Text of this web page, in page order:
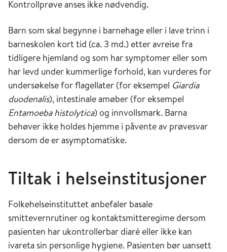
Kontrollprøve anses ikke nødvendig.
Barn som skal begynne i barnehage eller i lave trinn i
barneskolen kort tid (ca. 3 md.) etter avreise fra
tidligere hjemland og som har symptomer eller som
har levd under kummerlige forhold, kan vurderes for
undersøkelse for flagellater (for eksempel Giardia
duodenalis), intestinale amøber (for eksempel
Entamoeba histolytica) og innvollsmark. Barna
behøver ikke holdes hjemme i påvente av prøvesvar
dersom de er asymptomatiske.
Tiltak i helseinstitusjoner
Folkehelseinstituttet anbefaler basale
smittevernrutiner og kontaktsmitteregime dersom
pasienten har ukontrollerbar diaré eller ikke kan
ivareta sin personlige hygiene. Pasienten bør uansett